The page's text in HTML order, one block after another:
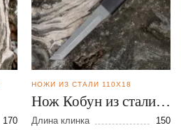
170
НОЖИ ИЗ СТАЛИ 110Х18
Нож Кобун из стали
110Х18
Длина клинка
150